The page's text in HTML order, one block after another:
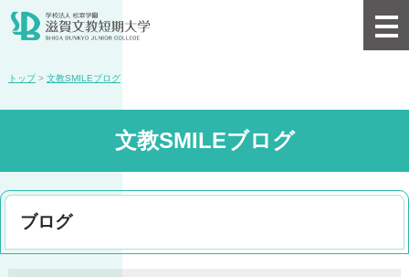
トップ > 文教SMILEブログ
文教SMILEブログ
ブログ